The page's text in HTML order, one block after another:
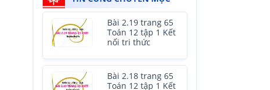
Bài 2.19 trang 65
Toán 12 tập 1 Kết
nối tri thức
Bài 2.18 trang 65
Toán 12 tập 1 Kết